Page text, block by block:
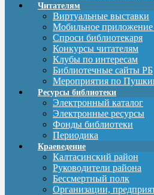
Читателям
Виртуальные выставки
Мобильное
Спроси библиотекаря
Конкурсы читателям
Клубы по интересам
Библиотечные сайты РБ
Мероприятия по
Ресурсы библиотеки
Электронный каталог
Электронные ресурсы
Фонды библиотеки
Периодика
Краеведение
Калтасинский район
Руководители района
Бессмертный полк
Организации,